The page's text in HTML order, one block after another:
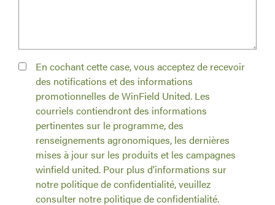
En cochant cette case, vous acceptez de recevoir
des notifications et des informations
promotionnelles de WinField United. Les
courriels contiendront des informations
pertinentes sur le programme, des
renseignements agronomiques, les dernières
mises à jour sur les produits et les campagnes
winfield united. Pour plus d'informations sur
notre politique de confidentialité, veuillez
consulter notre politique de confidentialité.